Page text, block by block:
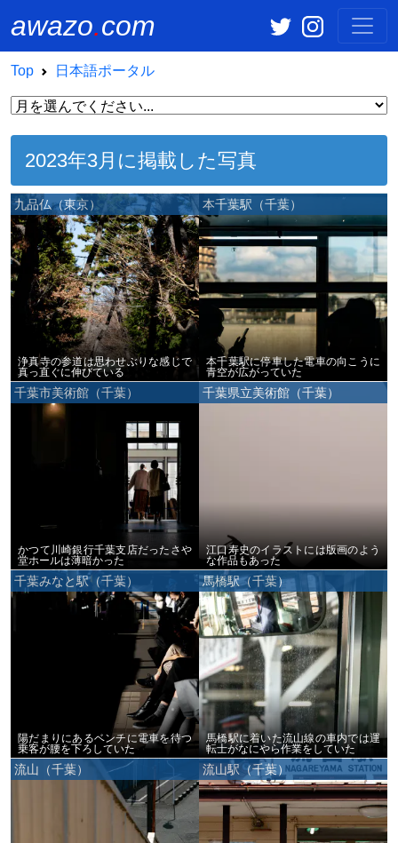
awazo.com
Top 日本語ポータル
2023年3月に掲載した写真
九品仏（東京）
浄真寺の参道は思わせぶりな感じで
真っ直ぐに伸びている
本千葉駅（千葉）
本千葉駅に停車した電車の向こうに
青空が広がっていた
千葉市美術館（千葉）
かつて川崎銀行千葉支店だったさや
堂ホールは薄暗かった
千葉県立美術館（千葉）
江口寿史のイラストには版画のよう
な作品もあった
千葉みなと駅（千葉）
陽だまりにあるベンチに電車を待つ
乗客が腰を下ろしていた
馬橋駅（千葉）
馬橋駅に着いた流山線の車内では運
転士がなにやら作業をしていた
流山（千葉） 流山駅（千葉）